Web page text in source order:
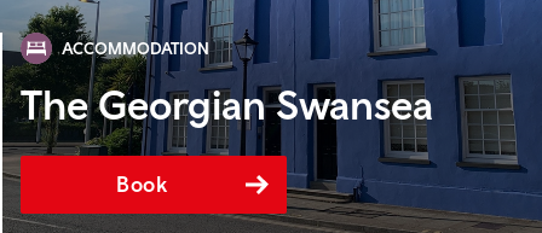
ACCOMMODATION
The Georgian Swansea
Book